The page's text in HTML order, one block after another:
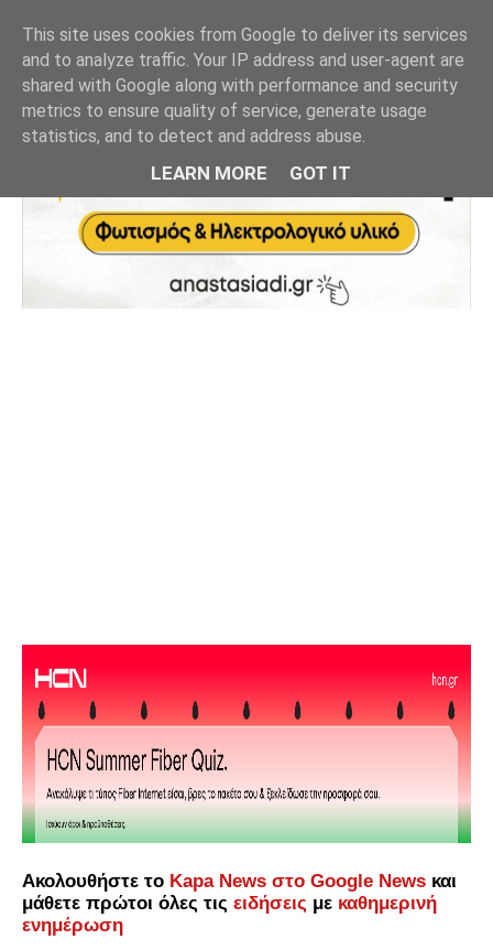
Ακολουθήστε το Kapa News στο Google News και
μάθετε πρώτοι όλες τις ειδήσεις με καθημερινή
ενημέρωση
This site uses cookies from Google to deliver its services
and to analyze traffic. Your IP address and user-agent are
shared with Google along with performance and security
metrics to ensure quality of service, generate usage
statistics, and to detect and address abuse.
LEARN MORE GOT IT